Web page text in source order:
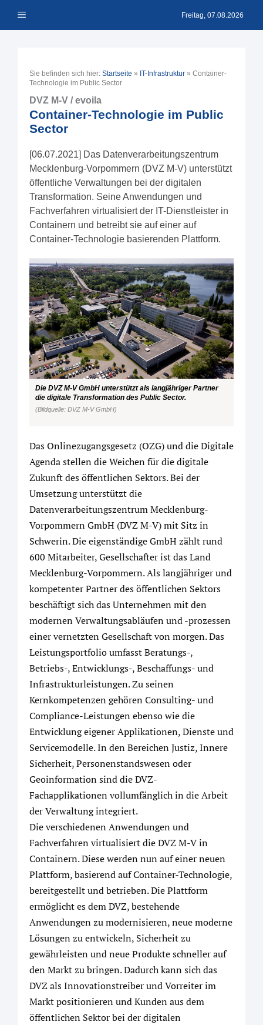
Inhalt Menü Freitag, 07.08.2026
Sie befinden sich hier: Startseite » IT-Infrastruktur » Container-
Technologie im Public Sector
DVZ M-V / evoila
Container-Technologie im Public
Sector
[06.07.2021] Das Datenverarbeitungszentrum
Mecklenburg-Vorpommern (DVZ M-V) unterstützt
öffentliche Verwaltungen bei der digitalen
Transformation. Seine Anwendungen und
Fachverfahren virtualisiert der IT-Dienstleister in
Containern und betreibt sie auf einer auf
Container-Technologie basierenden Plattform.
Die DVZ M-V GmbH unterstützt als langjähriger Partner
die digitale Transformation des Public Sector.
(Bildquelle: DVZ M-V GmbH)
Das Onlinezugangsgesetz (OZG) und die Digitale
Agenda stellen die Weichen für die digitale
Zukunft des öffentlichen Sektors. Bei der
Umsetzung unterstützt die
Datenverarbeitungszentrum Mecklenburg-
Vorpommern GmbH (DVZ M-V) mit Sitz in
Schwerin. Die eigenständige GmbH zählt rund
600 Mitarbeiter, Gesellschafter ist das Land
Mecklenburg-Vorpommern. Als langjähriger und
kompetenter Partner des öffentlichen Sektors
beschäftigt sich das Unternehmen mit den
modernen Verwaltungsabläufen und -prozessen
einer vernetzten Gesellschaft von morgen. Das
Leistungsportfolio umfasst Beratungs-,
Betriebs-, Entwicklungs-, Beschaffungs- und
Infrastrukturleistungen. Zu seinen
Kernkompetenzen gehören Consulting- und
Compliance-Leistungen ebenso wie die
Entwicklung eigener Applikationen, Dienste und
Servicemodelle. In den Bereichen Justiz, Innere
Sicherheit, Personenstandswesen oder
Geoinformation sind die DVZ-
Fachapplikationen vollumfänglich in die Arbeit
der Verwaltung integriert.
Die verschiedenen Anwendungen und
Fachverfahren virtualisiert die DVZ M-V in
Containern. Diese werden nun auf einer neuen
Plattform, basierend auf Container-Technologie,
bereitgestellt und betrieben. Die Plattform
ermöglicht es dem DVZ, bestehende
Anwendungen zu modernisieren, neue moderne
Lösungen zu entwickeln, Sicherheit zu
gewährleisten und neue Produkte schneller auf
den Markt zu bringen. Dadurch kann sich das
DVZ als Innovationstreiber und Vorreiter im
Markt positionieren und Kunden aus dem
öffentlichen Sektor bei der digitalen